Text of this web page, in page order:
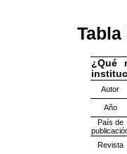
Tabla
¿Qué
Autor
Año
País de
Revista